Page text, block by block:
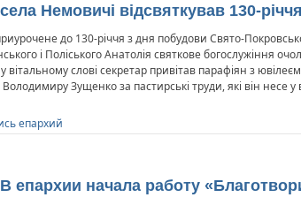
Немовичі відсвяткував 130-річчя
до 130-річчя з дня побудови Свято-
і Поліського Анатолія святкове богослужіння
вітальному слові секретар привітав парафіян з
Зущенко за пастирські труди, які він несе у
епархий
епархии начала работу